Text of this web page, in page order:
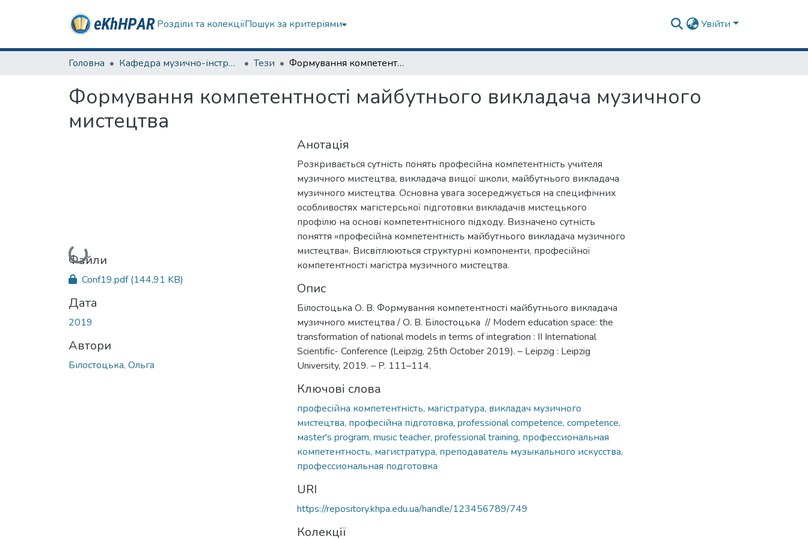
Розділи та колекціїПошук за критеріями Увійти
Головна Кафедра музично-інструментальної підготовки вчителя Тези Формування компетентності майбутнього викладача музичного мистецтва
Формування компетентності майбутнього викладача музичного
мистецтва
Вантажиться...
Файли
Conf19.pdf(144,91 KB)
Дата
2019
Автори
Білостоцька, Ольга
Анотація
Розкривається сутність понять професійна компетентність учителя
музичного мистецтва, викладача вищої школи, майбутнього викладача
музичного мистецтва. Основна увага зосереджується на специфічних
особливостях магістерської підготовки викладачів мистецького
профілю на основі компетентнісного підходу. Визначено сутність
поняття «професійна компетентність майбутнього викладача музичного
мистецтва». Висвітлюються структурні компоненти, професійної
компетентності магістра музичного мистецтва.
Опис
Білостоцька О. В. Формування компетентності майбутнього викладача
музичного мистецтва / О. В. Білостоцька // Modern education space: the
transformation of national models in terms of integration : II International
Scientific- Conference (Leipzig, 25th October 2019). – Leipzig : Leipzig
University, 2019. – P. 111–114.
Ключові слова
професійна компетентність, магістратура, викладач музичного
мистецтва, професійна підготовка, professional competence, competence,
мaster's program, music teacher, professional training, профессиональная
компетентность, магистратура, преподаватель музыкального искусства,
профессиональная подготовка
URI
https://repository.khpa.edu.ua/handle/123456789/749
Колекції